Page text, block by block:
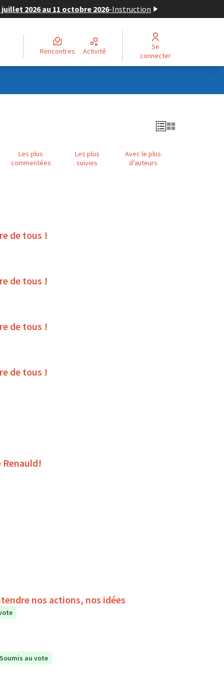
2026 au 11 octobre 2026-Instruction
Rencontres Activité
Se
connecter
Les plus
commentées
Les plus
suivies
Avec le plus
d'auteurs
de tous !
de tous !
de tous !
de tous !
Renauld!
nos actions, nos idées
Soumis au vote